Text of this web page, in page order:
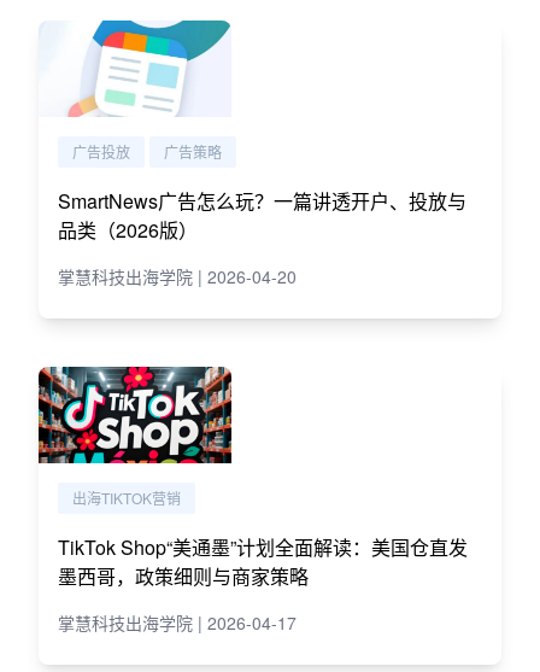
广告投放 广告策略
SmartNews广告怎么玩？一篇讲透开户、投放与
品类（2026版）
掌慧科技出海学院 | 2026-04-20
出海TIKTOK营销
TikTok Shop“美通墨”计划全面解读：美国仓直发
墨西哥，政策细则与商家策略
掌慧科技出海学院 | 2026-04-17